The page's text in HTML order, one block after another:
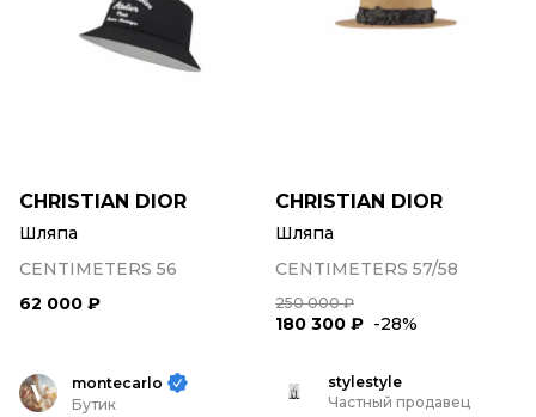
CHRISTIAN DIOR
Шляпа
CENTIMETERS 56
62 000 ₽
CHRISTIAN DIOR
Шляпа
CENTIMETERS 57/58
250 000 ₽
180 300 ₽ -28%
montecarlo
Бутик
stylestyle
Частный продавец